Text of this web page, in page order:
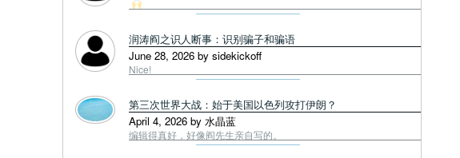
润涛阎之识人断事：识别骗子和骗语
June 28, 2026 by sidekickoff
Nice!
第三次世界大战：始于美国以色列攻打伊朗？
April 4, 2026 by 水晶蓝
编辑得真好，好像阎先生亲自写的。